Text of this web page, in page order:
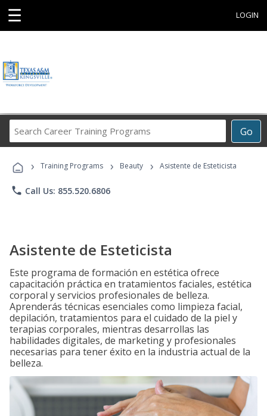
☰ LOGIN
Go
Career
Programs
› Training Programs › Beauty › Asistente de Esteticista
phone Call Us: 855.520.6806
Asistente de Esteticista
Este programa de formación en estética ofrece
capacitación práctica en tratamientos faciales, estética
corporal y servicios profesionales de belleza.
Aprenderás técnicas esenciales como limpieza facial,
depilación, tratamientos para el cuidado de la piel y
terapias corporales, mientras desarrollas las
habilidades digitales, de marketing y profesionales
necesarias para tener éxito en la industria actual de la
belleza.